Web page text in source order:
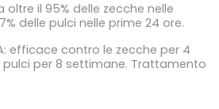
oltre il 95% delle zecche nelle
delle pulci nelle prime 24 ore.
efficace contro le zecche per 4
per 8 settimane. Trattamento